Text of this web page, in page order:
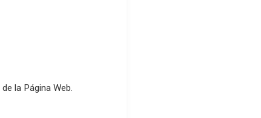
la Página Web.